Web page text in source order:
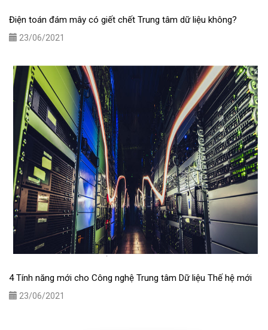
Điện toán đám mây có giết chết Trung tâm dữ liệu không?
23/06/2021
4 Tính năng mới cho Công nghệ Trung tâm Dữ liệu Thế hệ mới
23/06/2021